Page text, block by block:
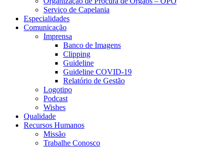
Serviço de Capelania
Especialidades
Comunicação
Imprensa
Banco de Imagens
Clipping
Guideline
Guideline COVID-19
Relatório de Gestão
Logotipo
Podcast
Wishes
Qualidade
Recursos Humanos
Missão
Trabalhe Conosco